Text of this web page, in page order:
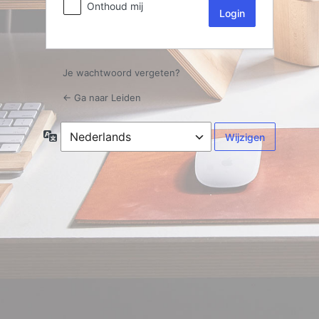
Onthoud mij
Je wachtwoord vergeten?
← Ga naar Leiden
Taal